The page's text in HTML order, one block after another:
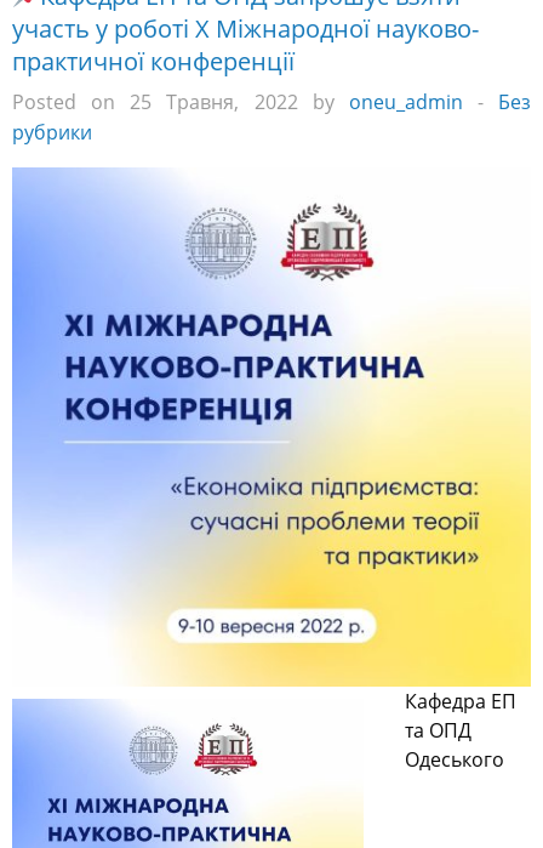
Posted on 25 Травня, 2022 byoneu_admin-
рубрики
Одеського